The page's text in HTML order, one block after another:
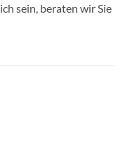
sein, beraten wir Sie